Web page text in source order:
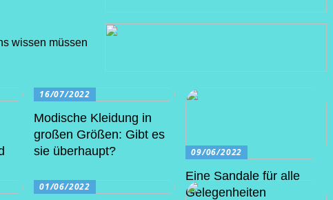
wissen müssen
16/07/2022
Modische Kleidung in
großen Größen: Gibt es
sie überhaupt?
09/06/2022
Eine Sandale für alle
Gelegenheiten
01/06/2022